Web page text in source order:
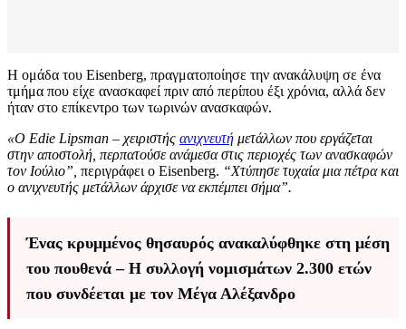
Η ομάδα του Eisenberg, πραγματοποίησε την ανακάλυψη σε ένα
τμήμα που είχε ανασκαφεί πριν από περίπου έξι χρόνια, αλλά δεν
ήταν στο επίκεντρο των τωρινών ανασκαφών.
«Ο Edie Lipsman – χειριστής ανιχνευτή μετάλλων που εργάζεται
στην αποστολή, περπατούσε ανάμεσα στις περιοχές των ανασκαφών
τον Ιούλιο”, περιγράφει ο Eisenberg. “Χτύπησε τυχαία μια πέτρα και
ο ανιχνευτής μετάλλων άρχισε να εκπέμπει σήμα”.
Ένας κρυμμένος θησαυρός ανακαλύφθηκε στη μέση
του πουθενά – Η συλλογή νομισμάτων 2.300 ετών
που συνδέεται με τον Μέγα Αλέξανδρο